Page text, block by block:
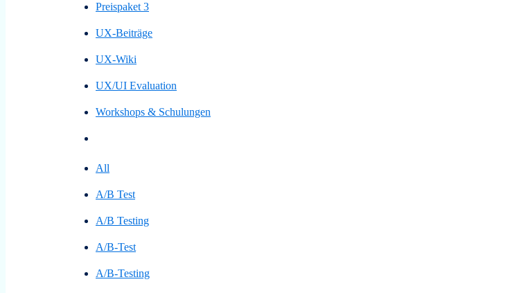
Preispaket 3
UX-Beiträge
UX-Wiki
UX/UI Evaluation
Workshops & Schulungen
All
A/B Test
A/B Testing
A/B-Test
A/B-Testing